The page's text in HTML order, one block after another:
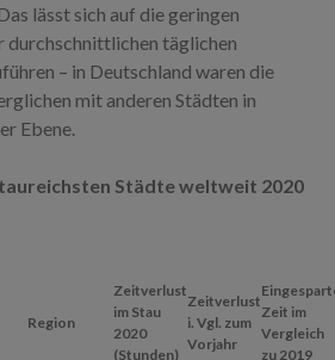
lässt sich auf die geringen
durchschnittlichen täglichen
– in Deutschland waren die
mit anderen Städten in
Ebene.
Städte weltweit 2020
Region
Zeitverlust
im Stau
2020
(Stunden)
Zeitverlust
i. Vgl. zum
Vorjahr
Zeit im
Vergleich
zu 2019